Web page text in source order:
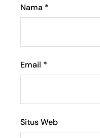
Nama *
Email *
Situs Web